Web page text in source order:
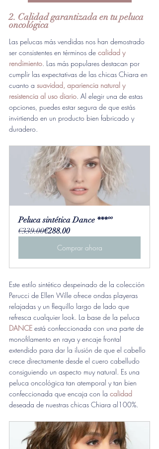
2. Calidad garantizada en tu peluca
oncológica
Las pelucas más vendidas nos han demostrado
ser consistentes en términos de calidad y
rendimiento. Las más populares destacan por
cumplir las expectativas de las chicas Chiara en
cuanto a suavidad, apariencia natural y
resistencia al uso diario. Al elegir una de estas
opciones, puedes estar segura de que estás
invirtiendo en un producto bien fabricado y
duradero.
Peluca sintética Dance ***ºº
€339.00€288.00
Comprar ahora
Este estilo sintético despeinado de la colección
Perucci de Ellen Wille ofrece ondas playeras
relajadas y un flequillo largo de lado que
refresca cualquier look. La base de la peluca
DANCE está confeccionada con una parte de
monofilamento en raya y encaje frontal
extendido para dar la ilusión de que el cabello
crece directamente desde el cuero cabelludo
consiguiendo un aspecto muy natural. Es una
peluca oncológica tan atemporal y tan bien
confeccionada que encaja con la calidad
deseada de nuestras chicas Chiara al100%.